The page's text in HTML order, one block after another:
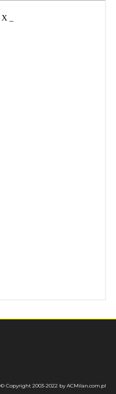
© Copyright 2003-2022 by ACMilan.com.pl